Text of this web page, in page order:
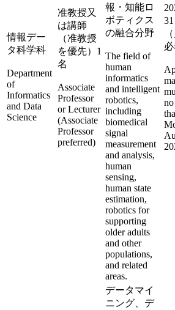
情報デー
タ科学科
Department
of
Informatics
and Data
Science
准教授又
は講師
（准教授
を優先）1
名
Associate
Professor
or Lecturer
(Associate
Professor
preferred)
報・知能ロ
ボティクス
の融合分野
The field of
human
informatics
and intelligent
robotics,
including
biomedical
signal
measurement
and analysis,
human
sensing,
human state
estimation,
robotics for
supporting
older adults
and other
populations,
and related
areas.
31
データマイ
ニング、デ